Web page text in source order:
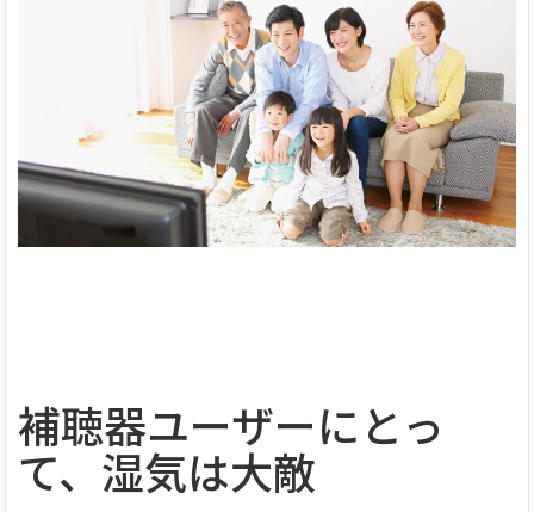
補聴器ユーザーにとっ
て、湿気は大敵